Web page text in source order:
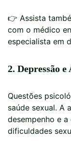
👉 Assista
com o médico
especialista em
2. Depressão e
Questões
saúde sexual. A
desempenho e
dificuldades